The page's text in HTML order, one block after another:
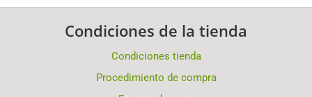
Condiciones de la tienda
Condiciones tienda
Procedimiento de compra